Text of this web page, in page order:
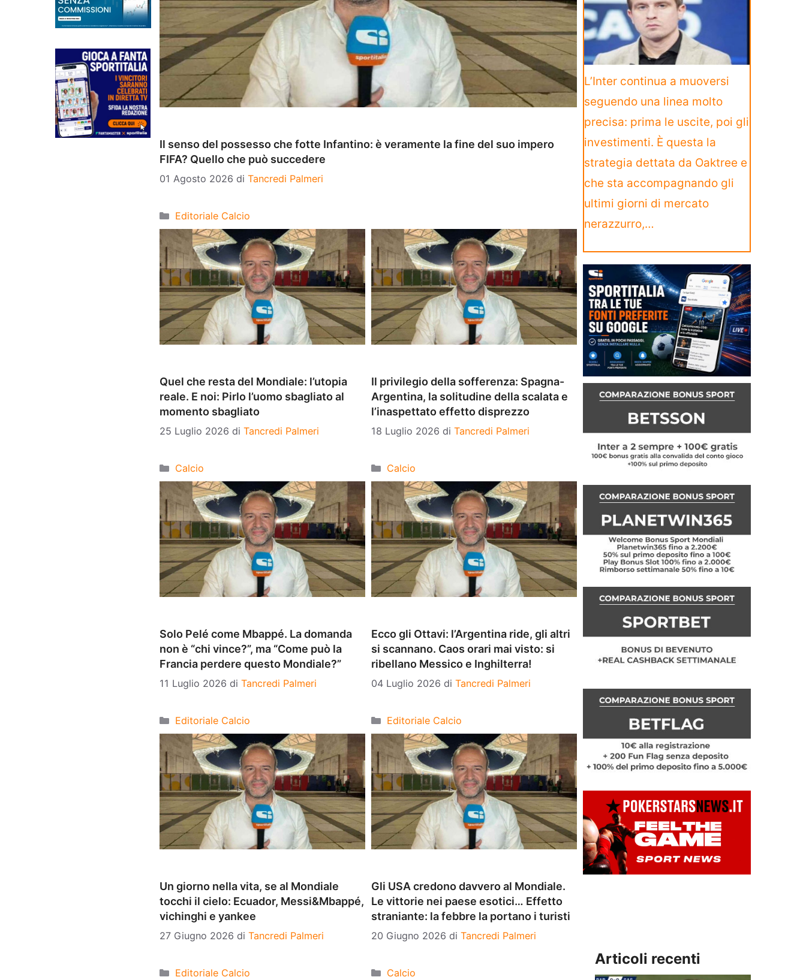
Il senso del possesso che fotte Infantino: è veramente la fine del suo impero
FIFA? Quello che può succedere
01 Agosto 2026 di Tancredi Palmeri
Categorie
Editoriale Calcio
Quel che resta del Mondiale: l’utopia
reale. E noi: Pirlo l’uomo sbagliato al
momento sbagliato
25 Luglio 2026 di Tancredi Palmeri
Categorie
Calcio
Il privilegio della sofferenza: Spagna-
Argentina, la solitudine della scalata e
l’inaspettato effetto disprezzo
18 Luglio 2026 di Tancredi Palmeri
Categorie
Calcio
Solo Pelé come Mbappé. La domanda
non è “chi vince?”, ma “Come può la
Francia perdere questo Mondiale?”
11 Luglio 2026 di Tancredi Palmeri
Categorie
Editoriale Calcio
Ecco gli Ottavi: l’Argentina ride, gli altri
si scannano. Caos orari mai visto: si
ribellano Messico e Inghilterra!
04 Luglio 2026 di Tancredi Palmeri
Categorie
Editoriale Calcio
Un giorno nella vita, se al Mondiale
tocchi il cielo: Ecuador, Messi&Mbappé,
vichinghi e yankee
27 Giugno 2026 di Tancredi Palmeri
Categorie
Editoriale Calcio
Gli USA credono davvero al Mondiale.
Le vittorie nei paese esotici… Effetto
straniante: la febbre la portano i turisti
20 Giugno 2026 di Tancredi Palmeri
Categorie
Calcio
L’Inter continua a muoversi
seguendo una linea molto
precisa: prima le uscite, poi gli
investimenti. È questa la
strategia dettata da Oaktree e
che sta accompagnando gli
ultimi giorni di mercato
nerazzurro,…
Articoli recenti